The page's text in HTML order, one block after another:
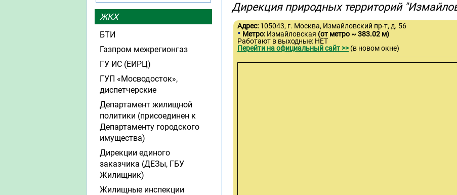
Дирекция природных территорий
Адрес: 105043, г. Москва, Измайловский пр-т, д. 56
• Метро: Измайловская (от метро ~ 383.02 м)
Работают в выходные: НЕТ
Перейти на официальный сайт >>(в новом окне)
ЖКХ
БТИ
Газпром межрегионгаз
ГУ ИС (ЕИРЦ)
ГУП «Мосводосток»,
диспетчерские
Департамент жилищной
политики (присоединен к
Департаменту городского
имущества)
Дирекции единого
заказчика (ДЕЗы, ГБУ
Жилищник)
Жилищные инспекции